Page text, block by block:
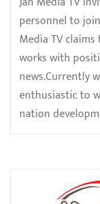
personnel to
Media TV
works with
news.Currently
enthusiastic to
nation